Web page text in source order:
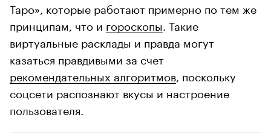
Таро», которые работают примерно по тем же
принципам, что и гороскопы . Такие
виртуальные расклады и правда могут
казаться правдивыми за счет
рекомендательных алгоритмов , поскольку
соцсети распознают вкусы и настроение
пользователя.